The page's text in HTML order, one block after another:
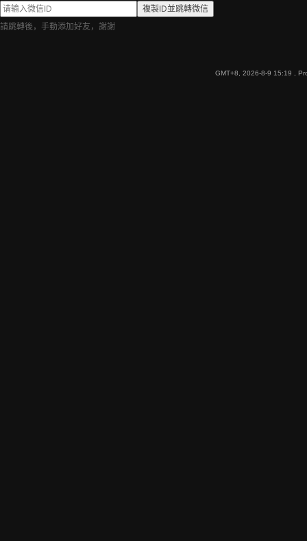
複製ID並跳轉微信
請跳轉後，手動添加好友，謝謝
GMT+8, 2026-8-9 15:19 ,